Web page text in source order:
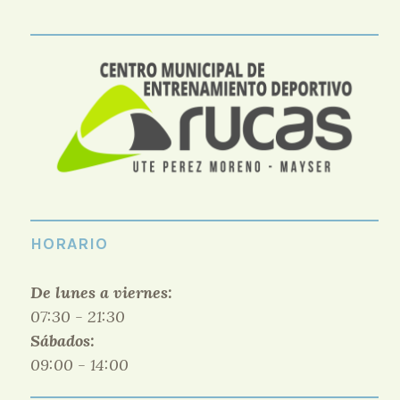
HORARIO
De lunes a viernes:
07:30 - 21:30
Sábados:
09:00 - 14:00